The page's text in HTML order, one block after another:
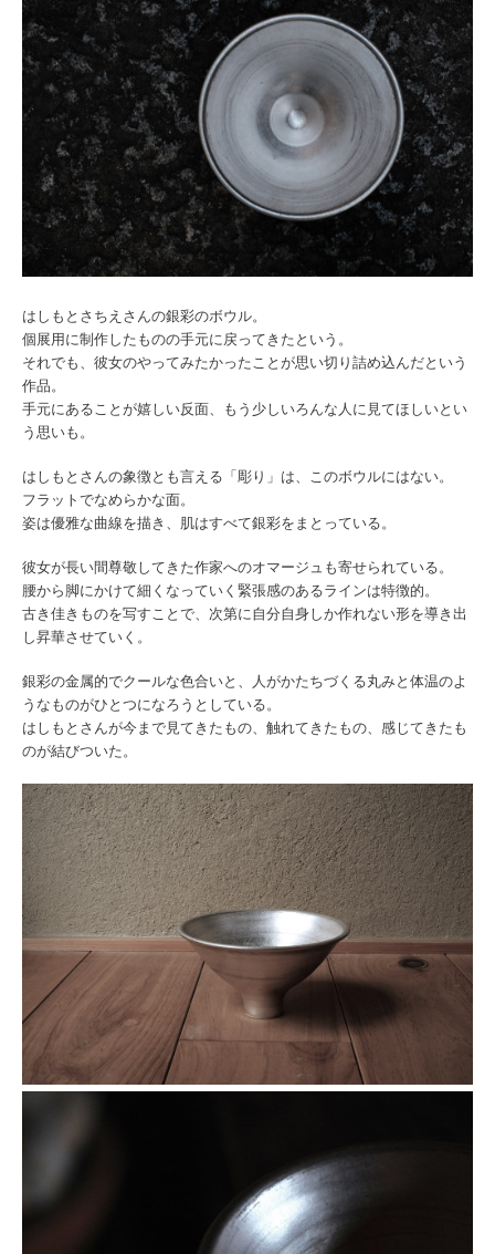
はしもとさちえさんの銀彩のボウル。
個展用に制作したものの手元に戻ってきたという。
それでも、 彼女のやってみたかったことが思い切り詰め込んだという
作品。
手元にあることが嬉しい反面、
もう少しいろんな人に見てほしいとい
う思いも。
はしもとさんの象徴とも言える「彫り」は、このボウルにはない。
フラットでなめらかな面。
姿は優雅な曲線を描き、肌はすべて銀彩をまとっている。
彼女が長い間尊敬してきた作家へのオマージュも寄せられている。
腰から脚にかけて細くなっていく緊張感のあるラインは特徴的。
古き佳きものを写すことで、 次第に自分自身しか作れない形を導き出
し昇華させていく。
銀彩の金属的でクールな色合いと、
人がかたちづくる丸みと体温のよ
うなものがひとつになろうとしている。
はしもとさんが今まで見てきたもの、触れてきたもの、 感じてきたも
のが結びついた。